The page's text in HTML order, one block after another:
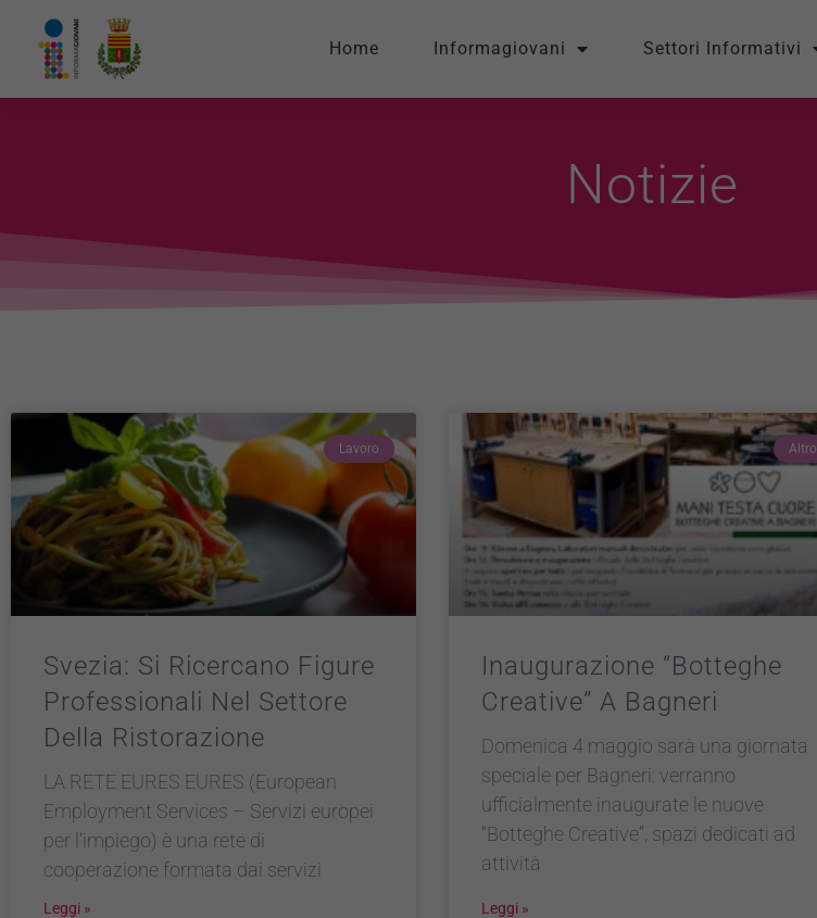
Home Informagiovani Settori Informativi
Notizie
Lavoro
Svezia: Si Ricercano Figure
Professionali Nel Settore
Della Ristorazione
LA RETE EURES EURES (European
Employment Services – Servizi europei
per l’impiego) è una rete di
cooperazione formata dai servizi
Leggi »
Altro
Inaugurazione “Botteghe
Creative” A Bagneri
Domenica 4 maggio sarà una giornata
speciale per Bagneri: verranno
ufficialmente inaugurate le nuove
“Botteghe Creative”, spazi dedicati ad
attività
Leggi »